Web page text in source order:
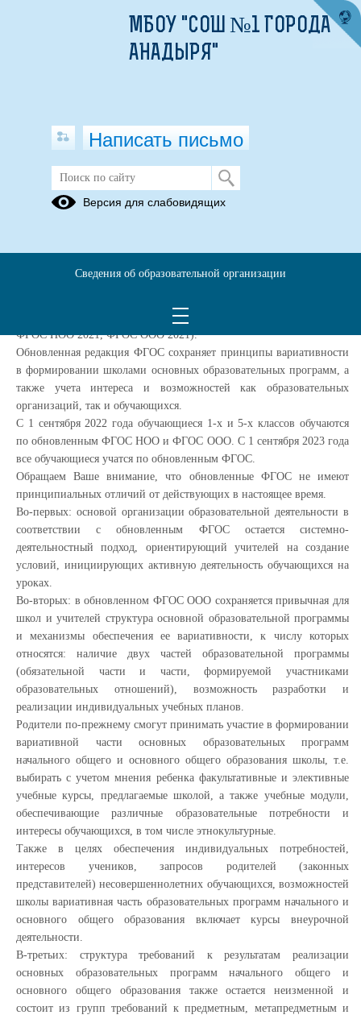
ФГОС III
Министерством просвещения 31 мая 2021 года утверждены
начального общего и основного общего образования (далее —
ФГОС НОО 2021, ФГОС ООО 2021).
Обновленная редакция ФГОС сохраняет принципы вариативности
в формировании школами основных образовательных программ, а
также учета интереса и возможностей как образовательных
организаций, так и обучающихся.
С 1 сентября 2022 года обучающиеся 1-х и 5-х классов обучаются
по обновленным ФГОС НОО и ФГОС ООО. С 1 сентября 2023 года
все обучающиеся учатся по обновленным ФГОС.
Обращаем Ваше внимание, что обновленные ФГОС не имеют
принципиальных отличий от действующих в настоящее время.
Во-первых: основой организации образовательной деятельности в
соответствии с обновленным ФГОС остается системно-
деятельностный подход, ориентирующий учителей на создание
условий, инициирующих активную деятельность обучающихся на
уроках.
Во-вторых: в обновленном ФГОС ООО сохраняется привычная для
школ и учителей структура основной образовательной программы
и механизмы обеспечения ее вариативности, к числу которых
относятся: наличие двух частей образовательной программы
(обязательной части и части, формируемой участниками
образовательных отношений), возможность разработки и
реализации индивидуальных учебных планов.
Родители по-прежнему смогут принимать участие в формировании
вариативной части основных образовательных программ
начального общего и основного общего образования школы, т.е.
выбирать с учетом мнения ребенка факультативные и элективные
учебные курсы, предлагаемые школой, а также учебные модули,
обеспечивающие различные образовательные потребности и
интересы обучающихся, в том числе этнокультурные.
Также в целях обеспечения индивидуальных потребностей,
интересов учеников, запросов родителей (законных
представителей) несовершеннолетних обучающихся, возможностей
школы вариативная часть образовательных программ начального и
основного общего образования включает курсы внеурочной
деятельности.
В-третьих: структура требований к результатам реализации
основных образовательных программ начального общего и
основного общего образования также остается неизменной и
состоит из групп требований к предметным, метапредметным и
МБОУ "СОШ №1 ГОРОДА
АНАДЫРЯ"
Написать письмо
Версия для слабовидящих
Сведения об образовательной организации